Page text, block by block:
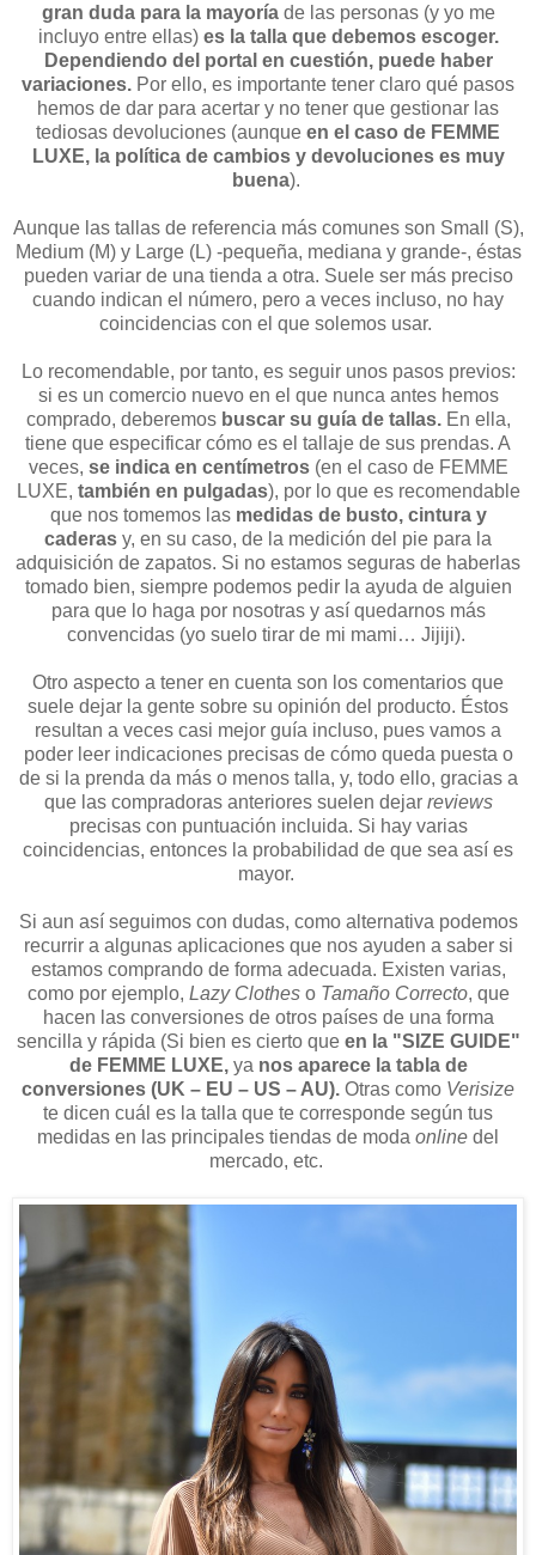
gran duda para la mayoría de las personas (y yo me
incluyo entre ellas) es la talla que debemos escoger.
Dependiendo del portal en cuestión, puede haber
variaciones. Por ello, es importante tener claro qué pasos
hemos de dar para acertar y no tener que gestionar las
tediosas devoluciones (aunque en el caso de FEMME
LUXE, la política de cambios y devoluciones es muy
buena).
Aunque las tallas de referencia más comunes son Small (S),
Medium (M) y Large (L) -pequeña, mediana y grande-, éstas
pueden variar de una tienda a otra. Suele ser más preciso
cuando indican el número, pero a veces incluso, no hay
coincidencias con el que solemos usar.
Lo recomendable, por tanto, es seguir unos pasos previos:
si es un comercio nuevo en el que nunca antes hemos
comprado, deberemos buscar su guía de tallas.En ella,
tiene que especificar cómo es el tallaje de sus prendas. A
veces, se indica en centímetros (en el caso de FEMME
LUXE, también en pulgadas), por lo que es recomendable
que nos tomemos lasmedidas de busto, cintura y
caderas y, en su caso, de la medición del pie para la
adquisición de zapatos. Si no estamos seguras de haberlas
tomado bien, siempre podemos pedir la ayuda de alguien
para que lo haga por nosotras y así quedarnos más
convencidas (yo suelo tirar de mi mami… Jijiji).
Otro aspecto a tener en cuenta son los comentarios que
suele dejar la gente sobre su opinión del producto. Éstos
resultan a veces casi mejor guía incluso, pues vamos a
poder leer indicaciones precisas de cómo queda puesta o
de si la prenda da más o menos talla, y, todo ello, gracias a
que las compradoras anteriores suelen dejarreviews
precisas con puntuación incluida. Si hay varias
coincidencias, entonces la probabilidad de que sea así es
mayor.
Si aun así seguimos con dudas, como alternativa podemos
recurrir a algunas aplicaciones que nos ayuden a saber si
estamos comprando de forma adecuada. Existen varias,
como por ejemplo, Lazy Clotheso Tamaño Correcto, que
hacen las conversiones de otros países de una forma
sencilla y rápida (Si bien es cierto queen la "SIZE GUIDE"
de FEMME LUXE,ya nos aparece la tabla de
conversiones (UK – EU – US – AU). Otras como Verisize
te dicen cuál es la talla que te corresponde según tus
medidas en las principales tiendas de moda online del
mercado, etc.